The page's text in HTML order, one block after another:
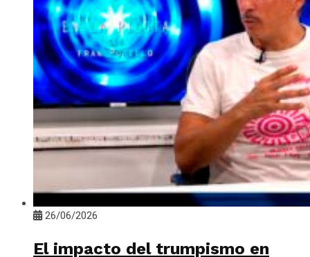
26/06/2026
El impacto del trumpismo en